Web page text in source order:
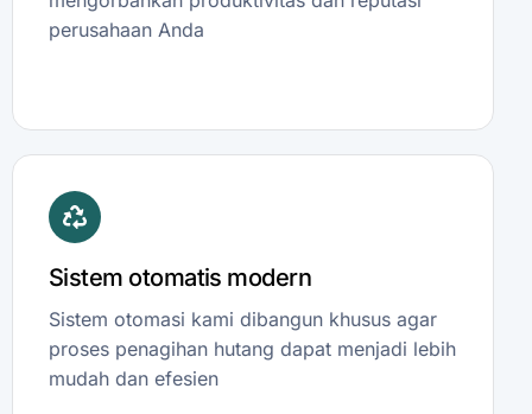
perusahaan Anda
Sistem otomatis modern
Sistem otomasi kami dibangun khusus agar
proses penagihan hutang dapat menjadi lebih
mudah dan efesien